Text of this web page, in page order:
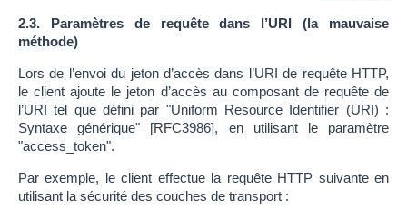
2.3. Paramètres de requête dans l’URI (la mauvaise
méthode)
Lors de l’envoi du jeton d’accès dans l’URI de requête HTTP,
le client ajoute le jeton d’accès au composant de requête de
l’URI tel que défini par "Uniform Resource Identifier (URI) :
Syntaxe générique" [RFC3986], en utilisant le paramètre
"access_token".
Par exemple, le client effectue la requête HTTP suivante en
utilisant la sécurité des couches de transport :